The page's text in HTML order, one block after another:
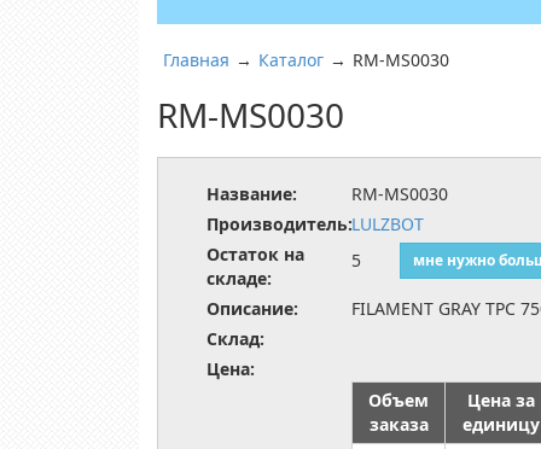
Главная → Каталог → RM-MS0030
RM-MS0030
Название:
RM-MS0030
Производитель:LULZBOT
Остаток на
складе:
5 мне нужно
Описание:
FILAMENT GRAY TPC
Склад:
Цена:
Объем
заказа
Цена за
единицу